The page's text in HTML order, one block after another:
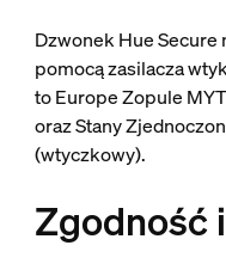
Dzwonek Hue Secure
pomocą zasilacza
to Europe Zopule
oraz Stany
(wtyczkowy).
Zgodność